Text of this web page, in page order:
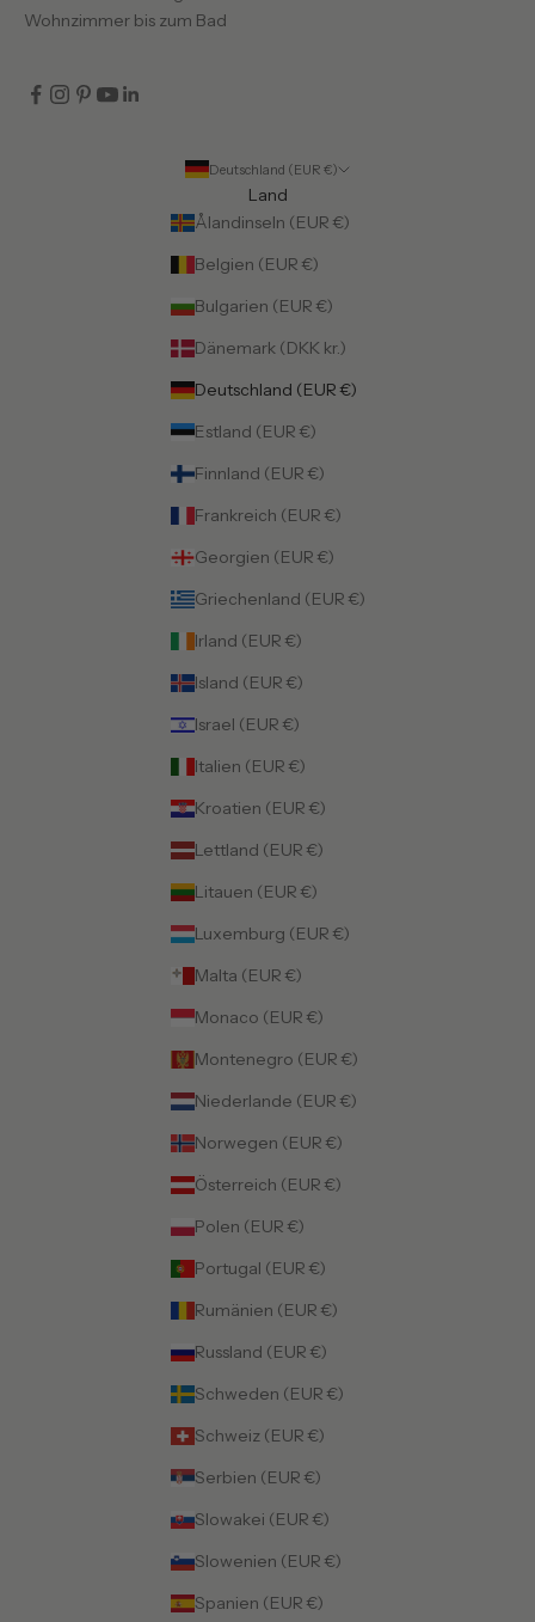
Wohnzimmer bis zum Bad
Deutschland (EUR €)
Land
Ålandinseln (EUR €)
Belgien (EUR €)
Bulgarien (EUR €)
Dänemark (DKK kr.)
Deutschland (EUR €)
Estland (EUR €)
Finnland (EUR €)
Frankreich (EUR €)
Georgien (EUR €)
Griechenland (EUR €)
Irland (EUR €)
Island (EUR €)
Israel (EUR €)
Italien (EUR €)
Kroatien (EUR €)
Lettland (EUR €)
Litauen (EUR €)
Luxemburg (EUR €)
Malta (EUR €)
Monaco (EUR €)
Montenegro (EUR €)
Niederlande (EUR €)
Norwegen (EUR €)
Österreich (EUR €)
Polen (EUR €)
Portugal (EUR €)
Rumänien (EUR €)
Russland (EUR €)
Schweden (EUR €)
Schweiz (EUR €)
Serbien (EUR €)
Slowakei (EUR €)
Slowenien (EUR €)
Spanien (EUR €)